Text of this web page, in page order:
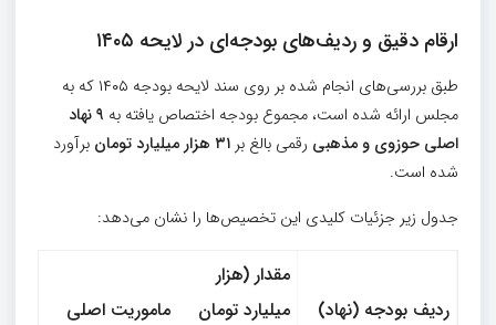
ارقام دقیق و ردیف‌های بودجه‌ای در لایحه ۱۴۰۵
طبق بررسی‌های انجام شده بر روی سند لایحه بودجه ۱۴۰۵ که به
مجلس ارائه شده است، مجموع بودجه اختصاص یافته به ۹نهاد
اصلی حوزوی و مذهبی رقمی بالغ بر ۳۱ هزار میلیارد تومان برآورد
شده است.
جدول زیر جزئیات کلیدی این تخصیص‌ها را نشان می‌دهد:
ردیف بودجه (نهاد)
مقدار (هزار
میلیارد تومان
ماموریت اصلی